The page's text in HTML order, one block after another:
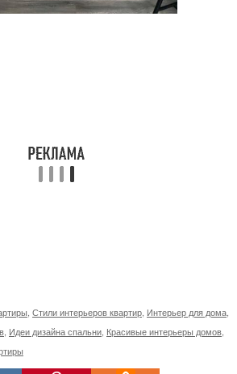
, Стили интерьеров квартир, Интерьер для дома,
, Идеи дизайна спальни, Красивые интерьеры домов,